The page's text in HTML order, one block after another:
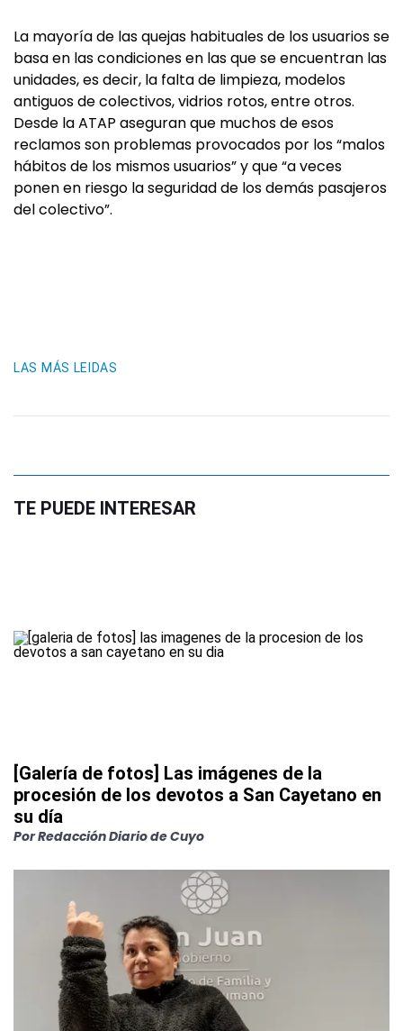
La mayoría de las quejas habituales de los usuarios se
basa en las condiciones en las que se encuentran las
unidades, es decir, la falta de limpieza, modelos
antiguos de colectivos, vidrios rotos, entre otros.
Desde la ATAP aseguran que muchos de esos
reclamos son problemas provocados por los “malos
hábitos de los mismos usuarios” y que “a veces
ponen en riesgo la seguridad de los demás pasajeros
del colectivo”.
LAS MÁS LEIDAS
TE PUEDE INTERESAR
[Galería de fotos] Las imágenes de la
procesión de los devotos a San Cayetano en
su día
PorRedacción Diario de Cuyo